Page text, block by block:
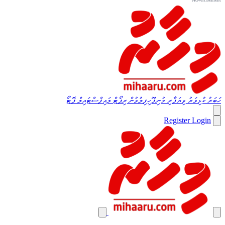
ހަބަރުކުޅިވަރު ވިޔަފާރި މުނިފޫހިފިލުވުންރިޕޯޓް ލައިފްސްޓައިލް ފޮޓޯ
RegisterLogin